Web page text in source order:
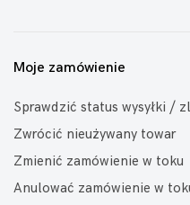
Moje zamówienie
Sprawdzić status wysyłki /
Zwrócić nieużywany towar
Zmienić zamówienie w toku
Anulować zamówienie w